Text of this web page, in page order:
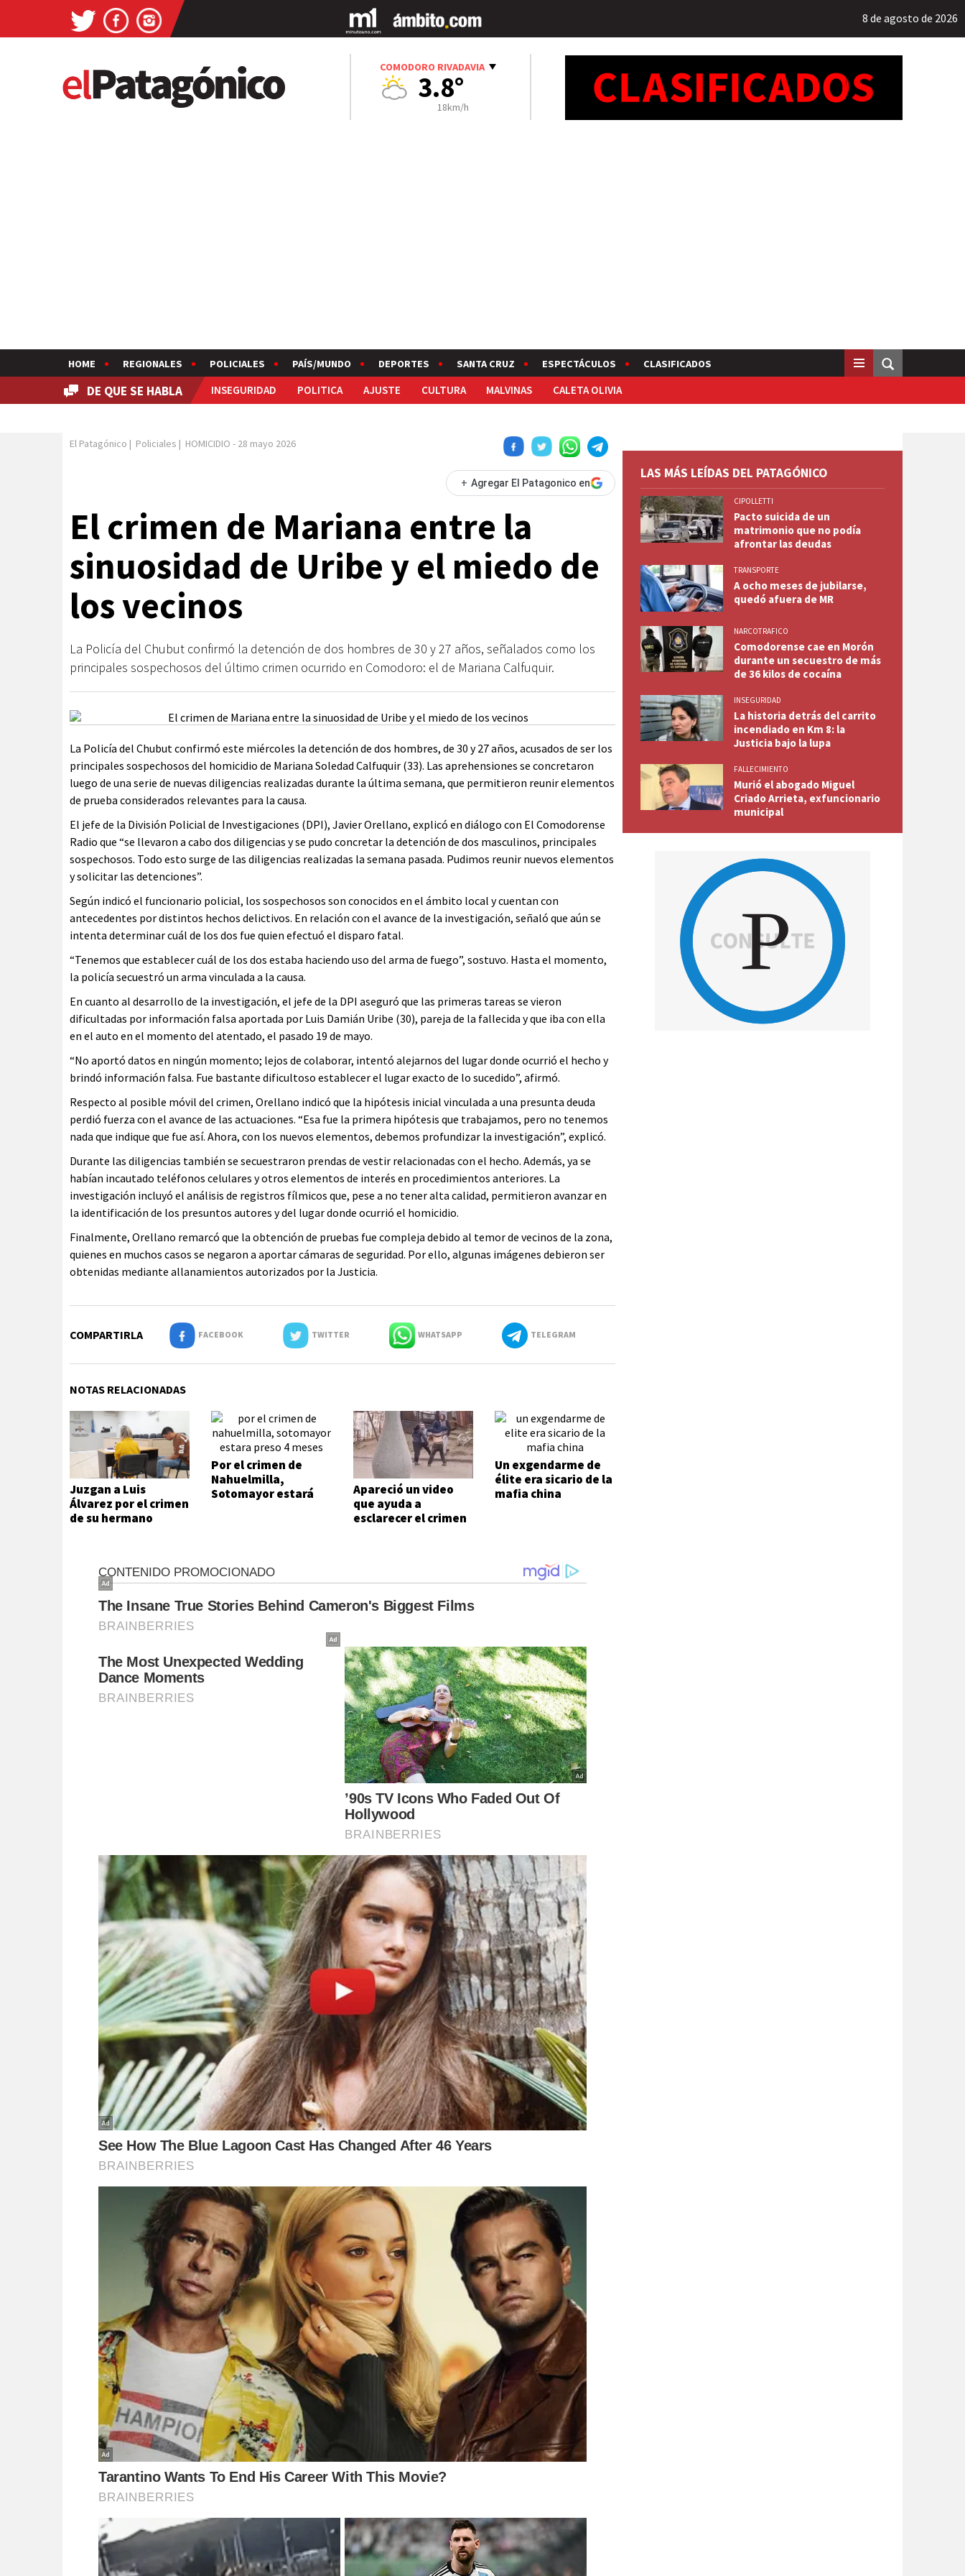
8 de agosto de 2026
COMODORO RIVADAVIA
3.8°
18km/h
HOME REGIONALES POLICIALES PAÍS/MUNDO DEPORTES SANTA CRUZ ESPECTÁCULOS CLASIFICADOS
DE QUE SE HABLA INSEGURIDAD POLITICA AJUSTE CULTURA MALVINAS CALETA OLIVIA
El Patagónico | Policiales | HOMICIDIO - 28 mayo 2026
+ Agregar El Patagonico en
El crimen de Mariana entre la
sinuosidad de Uribe y el miedo de
los vecinos
La Policía del Chubut confirmó la detención de dos hombres de 30 y 27 años, señalados como los
principales sospechosos del último crimen ocurrido en Comodoro: el de Mariana Calfuquir.
La Policía del Chubut confirmó este miércoles la detención de dos hombres, de 30 y 27 años, acusados de ser los
principales sospechosos del homicidio de Mariana Soledad Calfuquir (33). Las aprehensiones se concretaron
luego de una serie de nuevas diligencias realizadas durante la última semana, que permitieron reunir elementos
de prueba considerados relevantes para la causa.
El jefe de la División Policial de Investigaciones (DPI), Javier Orellano, explicó en diálogo con El Comodorense
Radio que “se llevaron a cabo dos diligencias y se pudo concretar la detención de dos masculinos, principales
sospechosos. Todo esto surge de las diligencias realizadas la semana pasada. Pudimos reunir nuevos elementos
y solicitar las detenciones”.
Según indicó el funcionario policial, los sospechosos son conocidos en el ámbito local y cuentan con
antecedentes por distintos hechos delictivos. En relación con el avance de la investigación, señaló que aún se
intenta determinar cuál de los dos fue quien efectuó el disparo fatal.
“Tenemos que establecer cuál de los dos estaba haciendo uso del arma de fuego”, sostuvo. Hasta el momento,
la policía secuestró un arma vinculada a la causa.
En cuanto al desarrollo de la investigación, el jefe de la DPI aseguró que las primeras tareas se vieron
dificultadas por información falsa aportada por Luis Damián Uribe (30), pareja de la fallecida y que iba con ella
en el auto en el momento del atentado, el pasado 19 de mayo.
“No aportó datos en ningún momento; lejos de colaborar, intentó alejarnos del lugar donde ocurrió el hecho y
brindó información falsa. Fue bastante dificultoso establecer el lugar exacto de lo sucedido”, afirmó.
Respecto al posible móvil del crimen, Orellano indicó que la hipótesis inicial vinculada a una presunta deuda
perdió fuerza con el avance de las actuaciones. “Esa fue la primera hipótesis que trabajamos, pero no tenemos
nada que indique que fue así. Ahora, con los nuevos elementos, debemos profundizar la investigación”, explicó.
Durante las diligencias también se secuestraron prendas de vestir relacionadas con el hecho. Además, ya se
habían incautado teléfonos celulares y otros elementos de interés en procedimientos anteriores. La
investigación incluyó el análisis de registros fílmicos que, pese a no tener alta calidad, permitieron avanzar en
la identificación de los presuntos autores y del lugar donde ocurrió el homicidio.
Finalmente, Orellano remarcó que la obtención de pruebas fue compleja debido al temor de vecinos de la zona,
quienes en muchos casos se negaron a aportar cámaras de seguridad. Por ello, algunas imágenes debieron ser
obtenidas mediante allanamientos autorizados por la Justicia.
COMPARTIRLA FACEBOOK TWITTER WHATSAPP TELEGRAM
NOTAS RELACIONADAS
Juzgan a Luis
Álvarez por el crimen
de su hermano
Por el crimen de
Nahuelmilla,
Sotomayor estará
Apareció un video
que ayuda a
esclarecer el crimen
Un exgendarme de
élite era sicario de la
mafia china
LAS MÁS LEÍDAS DEL PATAGÓNICO
CIPOLLETTI
Pacto suicida de un
matrimonio que no podía
afrontar las deudas
TRANSPORTE
A ocho meses de jubilarse,
quedó afuera de MR
NARCOTRAFICO
Comodorense cae en Morón
durante un secuestro de más
de 36 kilos de cocaína
INSEGURIDAD
La historia detrás del carrito
incendiado en Km 8: la
Justicia bajo la lupa
FALLECIMIENTO
Murió el abogado Miguel
Criado Arrieta, exfuncionario
municipal